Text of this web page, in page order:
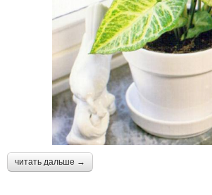
читать дальше →